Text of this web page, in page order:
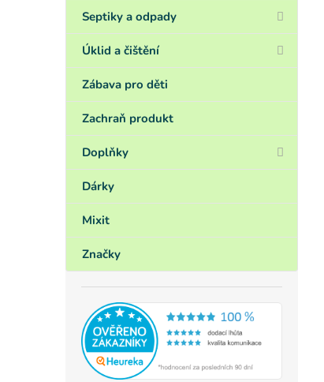
Septiky a odpady
Úklid a čištění
Zábava pro děti
Zachraň produkt
Doplňky
Dárky
Mixit
Značky